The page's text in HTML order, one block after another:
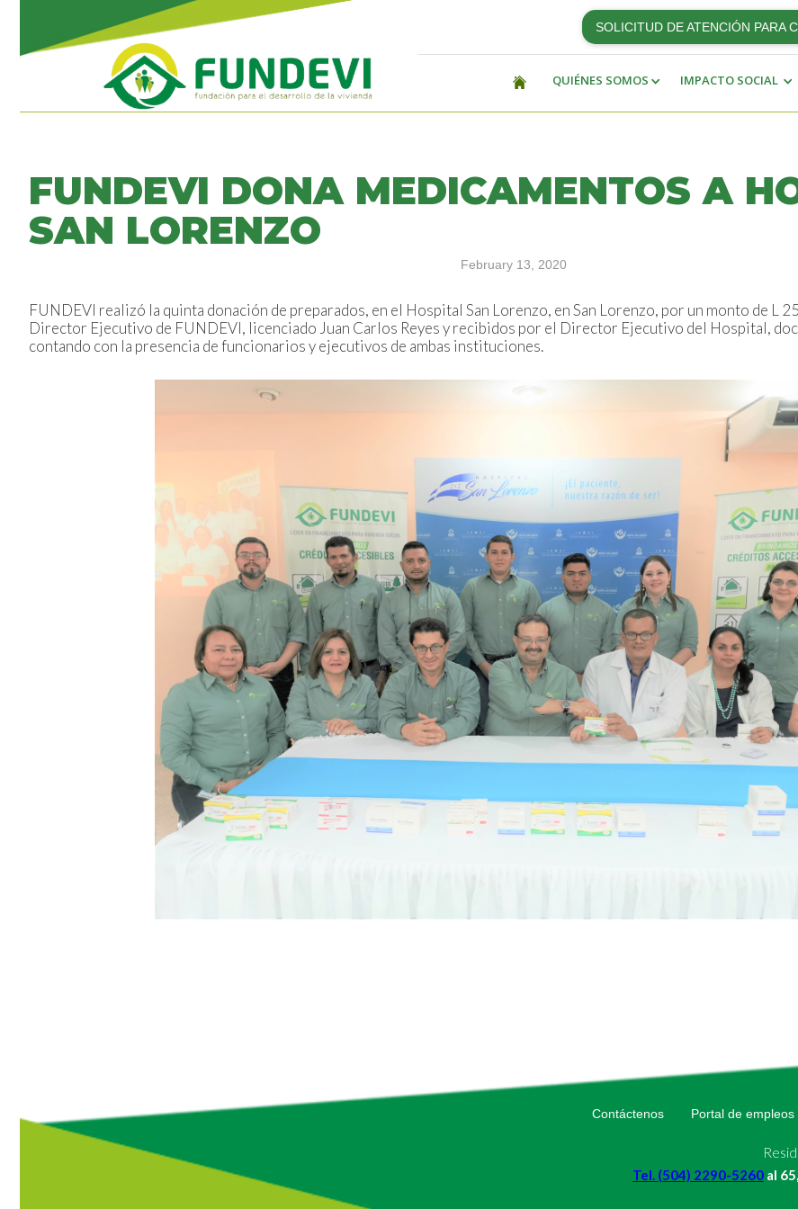
SOLICITUD DE ATENCIÓN PARA
QUIÉNES SOMOS IMPACTO SOCIAL
FUNDEVI DONA MEDICAMENTOS A
SAN LORENZO
February 13, 2020
FUNDEVI realizó la quinta donación de preparados, en el Hospital San Lorenzo, en San Lorenzo, por un monto de L
Director Ejecutivo de FUNDEVI, licenciado Juan Carlos Reyes y recibidos por el Director Ejecutivo del Hospital,
contando con la presencia de funcionarios y ejecutivos de ambas instituciones.
Contáctenos Portal de empleos
Tel. (504) 2290-5260 al